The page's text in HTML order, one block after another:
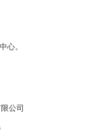
心。
公司